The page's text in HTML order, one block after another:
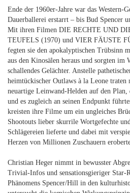
Ende der 1960er-Jahre war das Western-
Dauerballerei erstarrt – bis Bud Spencer
Mit ihren Filmen DIE RECHTE UND
TEUFELS (1970) und VIER FÄUSTE
fegten sie den apokalyptischen Trübsinn
aus den Kinosälen heraus und sorgten im
schallendes Gelächter. Anstelle
heimtückischer Outlaws à la Leone
neuartige Leinwand-Helden auf den
und es zugleich an seinen Endpunkt
kreisten ihre Filme um ein ungleiches
Shootouts lieber skurrile Wortgefechte
Schlägereien lieferte und dabei mit
Herzen von Millionen Zuschauern
Christian Heger nimmt in bewusster
Trivial-Infos und sensationsgieriger Star-
Phänomens Spencer/Hill in den